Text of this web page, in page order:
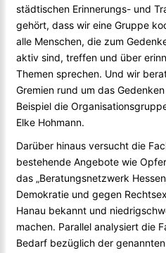
städtischen Erinnerungs- und
gehört, dass wir eine Gruppe
alle Menschen, die zum
aktiv sind, treffen und über
Themen sprechen. Und wir
Gremien rund um das
Beispiel die
Elke Hohmann.
Darüber hinaus versucht die
bestehende Angebote wie
das „Beratungsnetzwerk
Demokratie und gegen
Hanau bekannt und
machen. Parallel analysiert die
Bedarf bezüglich der